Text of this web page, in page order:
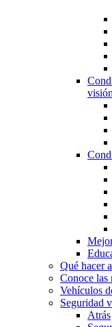
visión
Qué hacer
Conoce las
Vehículos
Seguridad
Atrás